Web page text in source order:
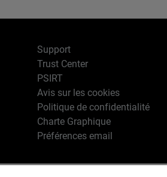
Support
Trust Center
PSIRT
Avis sur les cookies
Politique de confidentialité
Charte Graphique
Préférences email